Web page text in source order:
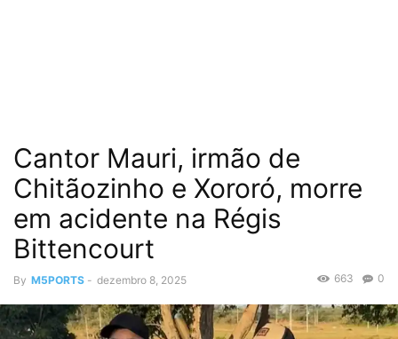
Cantor Mauri, irmão de
Chitãozinho e Xororó, morre
em acidente na Régis
Bittencourt
By M5PORTS - dezembro 8, 2025 0
663